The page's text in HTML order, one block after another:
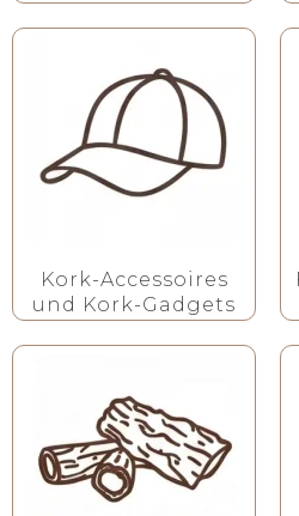
Kork-Accessoires
und Kork-Gadgets